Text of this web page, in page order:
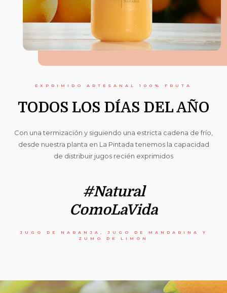
EXPRIMIDO ARTESANAL 100% FRUTA
TODOS LOS DÍAS DEL AÑO
Con una termización y siguiendo una estricta cadena de frío,
desde nuestra planta en La Pintada tenemos la capacidad
de distribuir jugos recién exprimidos
#natural
ComoLaVida
JUGO DE NARANJA, JUGO DE MANDARINA Y
ZUMO DE LIMÓN